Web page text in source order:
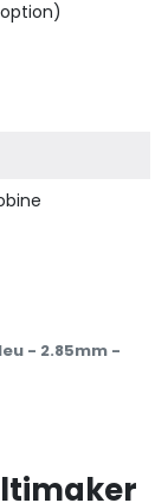
- 2.85mm -